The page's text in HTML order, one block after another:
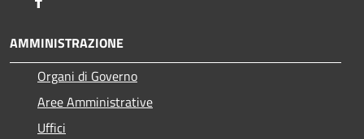
AMMINISTRAZIONE
Organi di Governo
Aree Amministrative
Uffici